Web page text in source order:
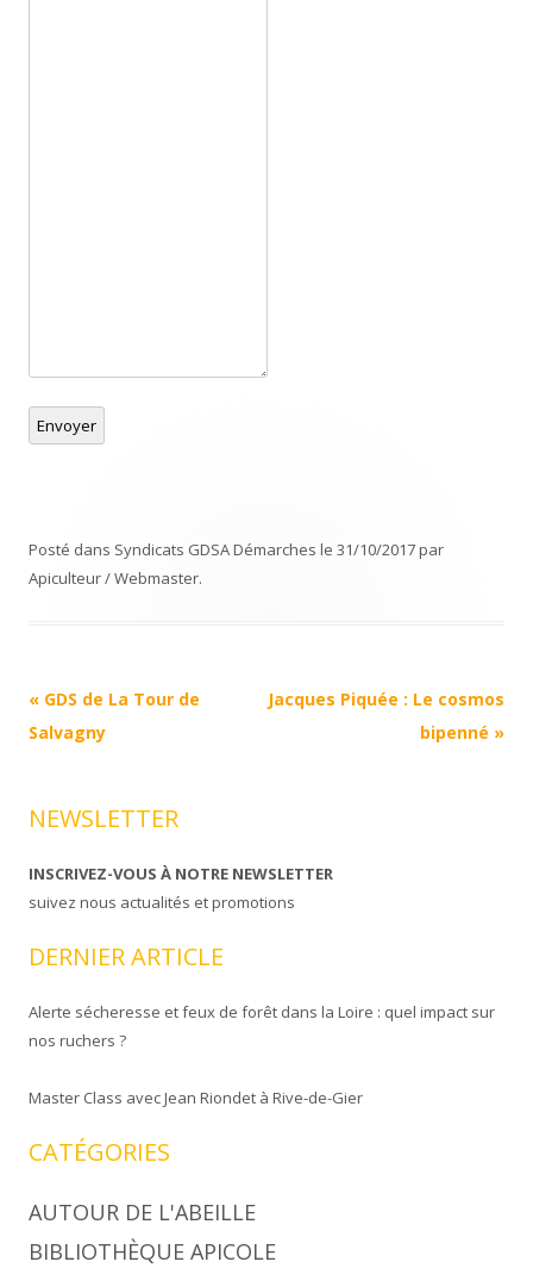
Envoyer
Posté dans Syndicats GDSA Démarches le 31/10/2017par
Apiculteur / Webmaster.
Navigation
Article
« GDS de La Tour de
Salvagny
Jacques Piquée : Le cosmos
bipenné »
NEWSLETTER
INSCRIVEZ-VOUS À NOTRE NEWSLETTER
suivez nous actualités et promotions
DERNIER ARTICLE
Alerte sécheresse et feux de forêt dans la Loire : quel impact sur
nos ruchers ?
Master Class avec Jean Riondet à Rive-de-Gier
CATÉGORIES
AUTOUR DE L'ABEILLE
BIBLIOTHÈQUE APICOLE